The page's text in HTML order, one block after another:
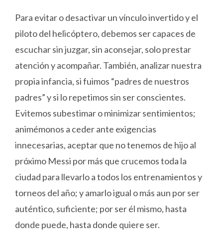
Para evitar o desactivar un vínculo invertido y el
piloto del helicóptero, debemos ser capaces de
escuchar sin juzgar, sin aconsejar, solo prestar
atención y acompañar. También, analizar nuestra
propia infancia, si fuimos “padres de nuestros
padres” y si lo repetimos sin ser conscientes.
Evitemos subestimar o minimizar sentimientos;
animémonos a ceder ante exigencias
innecesarias, aceptar que no tenemos de hijo al
próximo Messi por más que crucemos toda la
ciudad para llevarlo a todos los entrenamientos y
torneos del año; y amarlo igual o más aun por ser
auténtico, suficiente; por ser él mismo, hasta
donde puede, hasta donde quiere ser.